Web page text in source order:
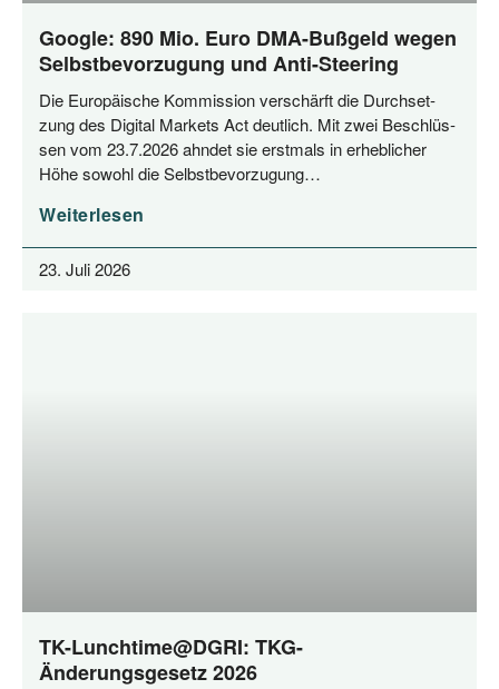
Google: 890 Mio. Euro DMA-Bußgeld wegen
Selbstbevorzugung und Anti-Steering
Die Euro­päi­sche Kom­mis­si­on ver­schärft die Durch­set­
zung des Digi­tal Mar­kets Act deut­lich. Mit zwei Beschlüs­
sen vom 23.7.2026 ahn­det sie erst­mals in erheb­li­cher
Höhe sowohl die Selbstbevorzugung…
Weiterlesen
23. Juli 2026
TK-Lunchtime@DGRI: TKG-
Änderungsgesetz 2026